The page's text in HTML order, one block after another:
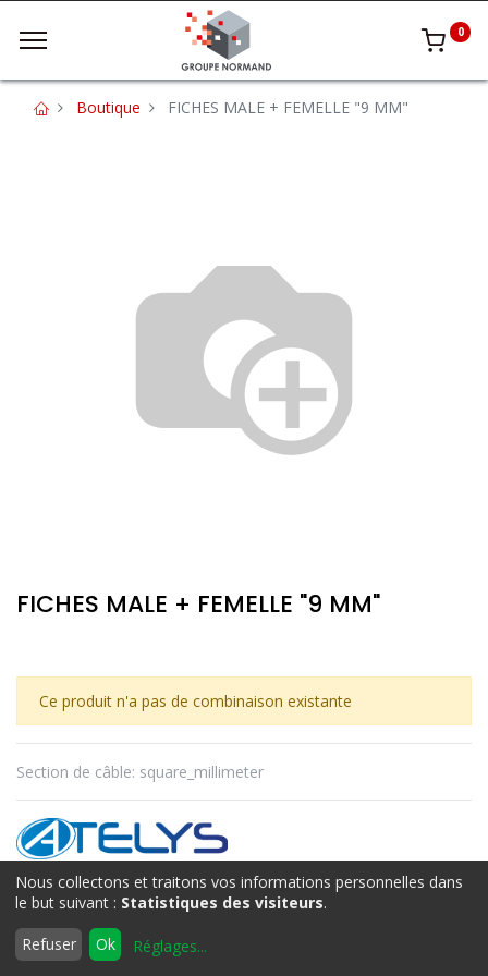
Accueil Rechercher
0
Boutique FICHES MALE + FEMELLE "9 MM"
FICHES MALE + FEMELLE "9 MM"
Ce produit n'a pas de combinaison existante
Section de câble: square_millimeter
ATELYS
Termes et conditions
Nous collectons et traitons vos informations personnelles dans
le but suivant : Statistiques des visiteurs.
Refuser Ok Réglages...